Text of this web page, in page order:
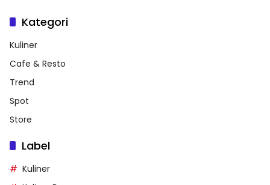
Kategori
Kuliner
Cafe & Resto
Trend
Spot
Store
Label
Kuliner